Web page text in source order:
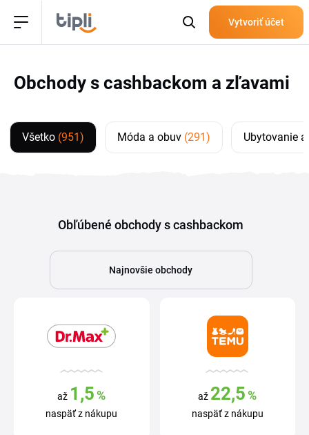
Vytvoriť účet
Obchody s cashbackom a zľavami
Všetko (951) Móda a obuv (291) Ubytovanie
Obľúbené obchody s cashbackom
Najnovšie obchody
až 1,5 %
naspäť z nákupu
až 22,5 %
naspäť z nákupu